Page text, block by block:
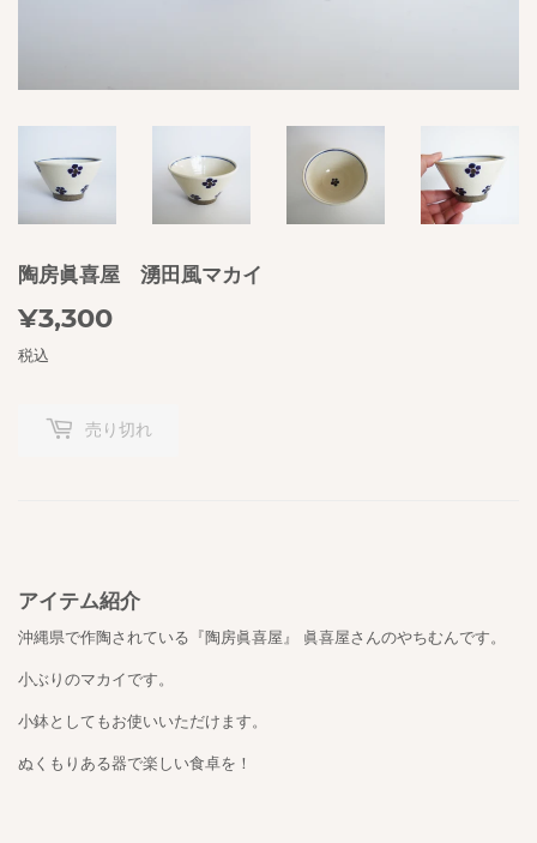
陶房眞喜屋 湧田風マカイ
¥3,300
税込
売り切れ
アイテム紹介
沖縄県で作陶されている『陶房眞喜屋』 眞喜屋さんのやちむんです。
小ぶりのマカイです。
小鉢としてもお使いいただけます。
ぬくもりある器で楽しい食卓を！